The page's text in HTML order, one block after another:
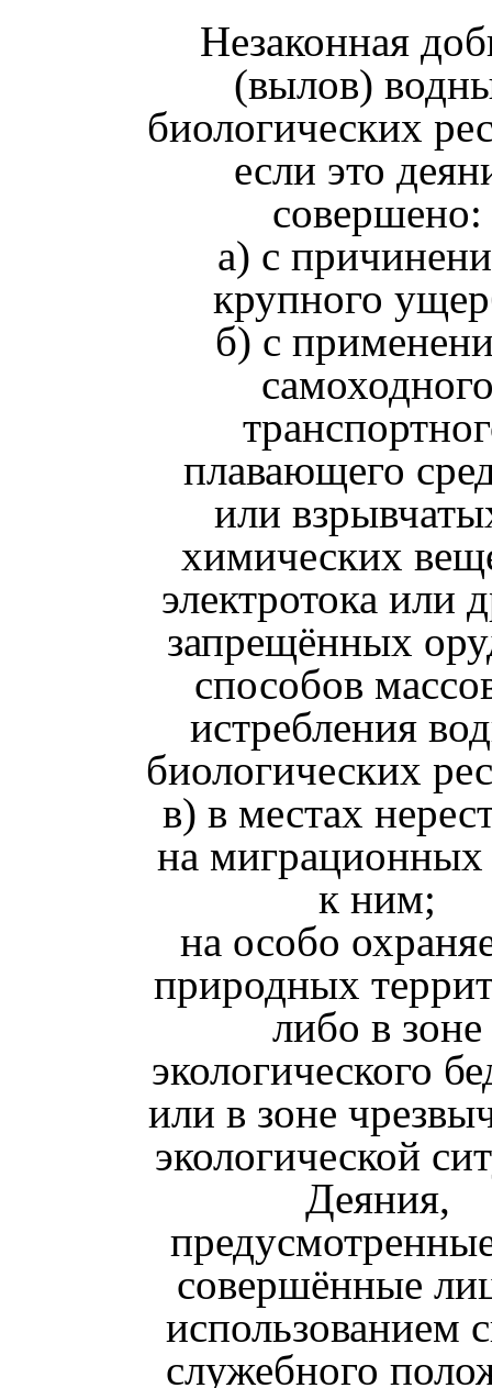
Незаконная
(вылов)
биологических
если это
совершено:
а) с
крупного
б) с
плавающего
или
химических
электротока или
запрещённых
способов
истребления
биологических
в) в местах
на миграционных
к ним;
на особо
природных
либо в зоне
экологического
или в зоне
экологической
Деяния,
совершённые
использованием
служебного